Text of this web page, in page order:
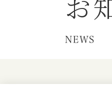
NEWS